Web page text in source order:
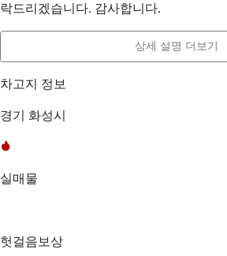
락드리겠습니다. 감사합니다.
상세 설명 더보기
차고지 정보
경기 화성시
실매물
헛걸음보상